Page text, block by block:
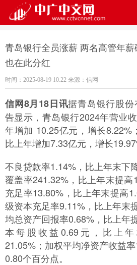
青岛银行全员涨薪 两名高管年
也在此分红
时间：2025-08-19 10:22 来源：信网
信网8月18日讯据青岛银行股
告显示，青岛银行2024年营业
年增加 10.25亿元，增长8.22%
比上年增加7.33亿元，增长
不良贷款率1.14%，比上年末下
覆盖率241.32%，比上年末提
充足率13.80%，比上年末提高
级资本充足率9.11%，比上年末
均总资产回报率0.68%，比上年
本每股收益0.69元，比上
21.05%；加权平均净资产收益
0.80个百分点。